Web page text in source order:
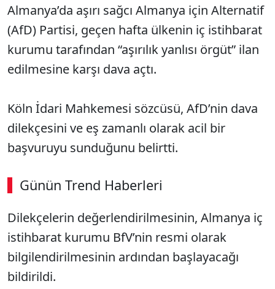
Almanya’da aşırı sağcı Almanya için Alternatif
(AfD) Partisi, geçen hafta ülkenin iç istihbarat
kurumu tarafından “aşırılık yanlısı örgüt” ilan
edilmesine karşı dava açtı.
Köln İdari Mahkemesi sözcüsü, AfD’nin dava
dilekçesini ve eş zamanlı olarak acil bir
başvuruyu sunduğunu belirtti.
Günün Trend Haberleri
00:02 / 02:14
Sesi Aç
Dilekçelerin değerlendirilmesinin, Almanya iç
istihbarat kurumu BfV’nin resmi olarak
bilgilendirilmesinin ardından başlayacağı
bildirildi.